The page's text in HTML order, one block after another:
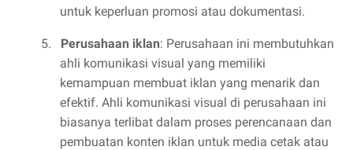
untuk keperluan promosi atau dokumentasi.
5. Perusahaan iklan: Perusahaan ini membutuhkan
ahli komunikasi visual yang memiliki
kemampuan membuat iklan yang menarik dan
efektif. Ahli komunikasi visual di perusahaan ini
biasanya terlibat dalam proses perencanaan dan
pembuatan konten iklan untuk media cetak atau